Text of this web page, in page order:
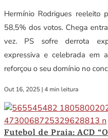
Hermínio Rodrigues reeleito
58,5% dos votos. Chega
vez. PS sofre derrota
expressiva e celebrada em
reforçou o seu domínio no
Out 16, 2025 | 4 min leitura
Futebol de Praia: ACD